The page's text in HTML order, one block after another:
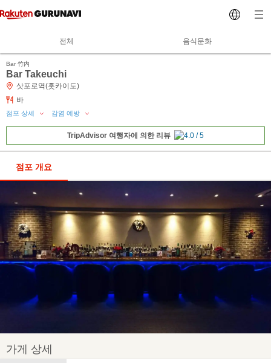
전체 음식문화
Bar 竹内
Bar Takeuchi
삿포로역(홋카이도)
바
점포 상세 감염 예방
TripAdvisor 여행자에 의한 리뷰
점포 개요
가게 상세